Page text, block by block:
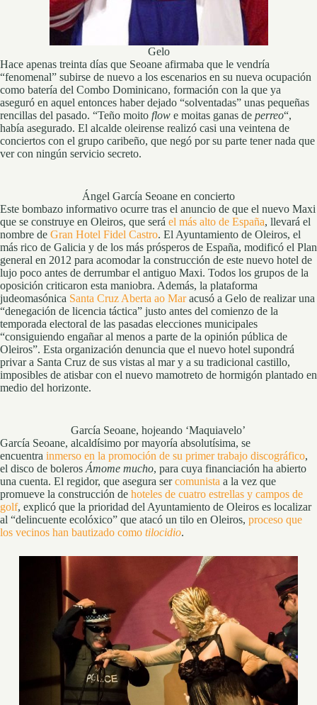
Gelo
Hace apenas treinta días que Seoane afirmaba que le vendría
“fenomenal” subirse de nuevo a los escenarios en su nueva ocupación
como batería del Combo Dominicano, formación con la que ya
aseguró en aquel entonces haber dejado “solventadas” unas pequeñas
rencillas del pasado. “Teño moito flow e moitas ganas de perreo“,
había asegurado. El alcalde oleirense realizó casi una veintena de
conciertos con el grupo caribeño, que negó por su parte tener nada que
ver con ningún servicio secreto.
Ángel García Seoane en concierto
Este bombazo informativo ocurre tras el anuncio de que el nuevo Maxi
que se construye en Oleiros, que será el más alto de España, llevará el
nombre de Gran Hotel Fidel Castro. El Ayuntamiento de Oleiros, el
más rico de Galicia y de los más prósperos de España, modificó el Plan
general en 2012 para acomodar la construcción de este nuevo hotel de
lujo poco antes de derrumbar el antiguo Maxi. Todos los grupos de la
oposición criticaron esta maniobra. Además, la plataforma
judeomasónica Santa Cruz Aberta ao Maracusó a Gelo de realizar una
“denegación de licencia táctica” justo antes del comienzo de la
temporada electoral de las pasadas elecciones municipales
“consiguiendo engañar al menos a parte de la opinión pública de
Oleiros”. Esta organización denuncia que el nuevo hotel supondrá
privar a Santa Cruz de sus vistas al mar y a su tradicional castillo,
imposibles de atisbar con el nuevo mamotreto de hormigón plantado en
medio del horizonte.
García Seoane, hojeando ‘Maquiavelo’
García Seoane, alcaldísimo por mayoría absolutísima, se
encuentra inmerso en la promoción de su primer trabajo discográfico,
el disco de boleros Ámome mucho, para cuya financiación ha abierto
una cuenta. El regidor, que asegura sercomunista a la vez que
promueve la construcción de hoteles de cuatro estrellas y campos de
golf, explicó que la prioridad del Ayuntamiento de Oleiros es localizar
al “delincuente ecolóxico” que atacó un tilo en Oleiros, proceso que
los vecinos han bautizado como tilocidio.